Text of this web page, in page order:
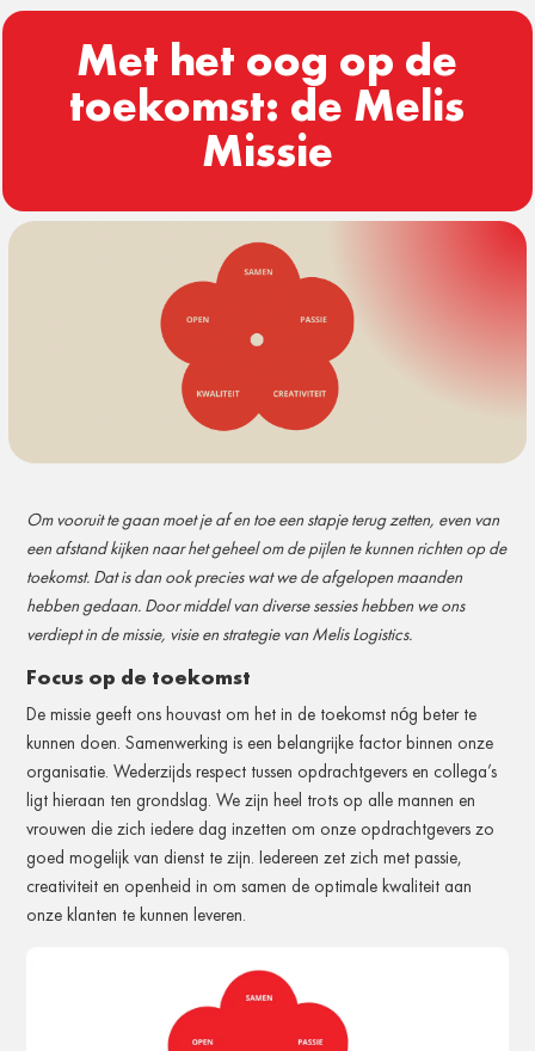
Met het oog op de
toekomst: de Melis
Missie
Om vooruit te gaan moet je af en toe een stapje terug zetten, even van
een afstand kijken naar het geheel om de pijlen te kunnen richten op de
toekomst. Dat is dan ook precies wat we de afgelopen maanden
hebben gedaan. Door middel van diverse sessies hebben we ons
verdiept in de missie, visie en strategie van Melis Logistics.
Focus op de toekomst
De missie geeft ons houvast om het in de toekomst nóg beter te
kunnen doen. Samenwerking is een belangrijke factor binnen onze
organisatie. Wederzijds respect tussen opdrachtgevers en collega’s
ligt hieraan ten grondslag. We zijn heel trots op alle mannen en
vrouwen die zich iedere dag inzetten om onze opdrachtgevers zo
goed mogelijk van dienst te zijn. Iedereen zet zich met passie,
creativiteit en openheid in om samen de optimale kwaliteit aan
onze klanten te kunnen leveren.